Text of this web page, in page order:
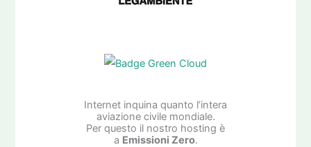
Internet inquina quanto l’intera
aviazione civile mondiale.
Per questo il nostro hosting è
a Emissioni Zero.